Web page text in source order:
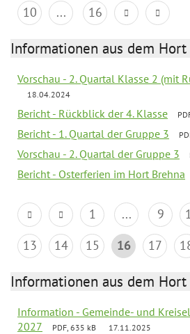
10
... 16
Informationen aus dem Hort
Vorschau - 2. Quartal Klasse 2 (mit
18.04.2024
Bericht - Rückblick der 4. Klasse
Bericht - 1. Quartal der Gruppe 3
Vorschau - 2. Quartal der Gruppe 3
Bericht - Osterferien im Hort Brehna
1 ... 9
13
14 15 16 17
Informationen aus dem Hort
Information - Gemeinde- und
2027
PDF, 635 kB 17.11.2025